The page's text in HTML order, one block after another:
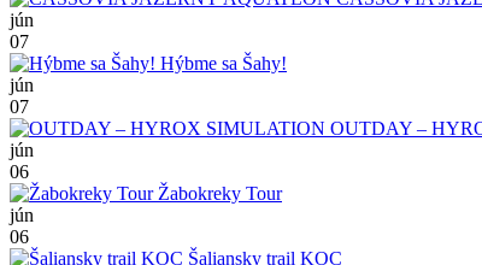
jún
07
Hýbme sa Šahy!
jún
07
OUTDAY –
jún
06
Žabokreky Tour
jún
06
Šaliansky trail KOC